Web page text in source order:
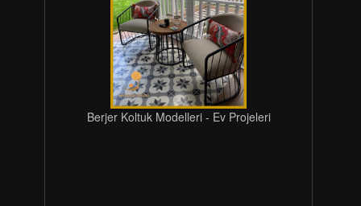
Berjer Koltuk Modelleri - Ev Projeleri